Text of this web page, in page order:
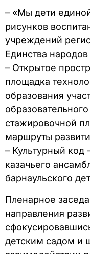
– «Мы дети
рисунков
учреждений
Единства
– Открытое
площадка
образования
стажировочной
маршруты
– Культурный код
казачьего
барнаульского
Пленарное
направления
детским садом и